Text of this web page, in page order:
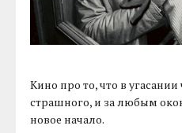
Кино про то, что в угасании
страшного, и за любым
новое начало.